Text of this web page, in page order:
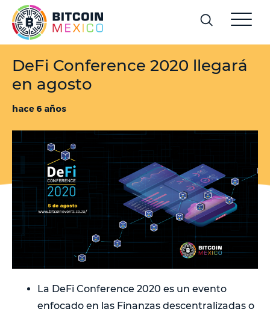
DeFi Conference 2020 llegará
en agosto
hace 6 años
La DeFi Conference 2020 es un evento
enfocado en las Finanzas descentralizadas o